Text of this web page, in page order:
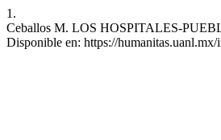
1.
Ceballos M. LOS HOSPITALES-
Disponible en: https://